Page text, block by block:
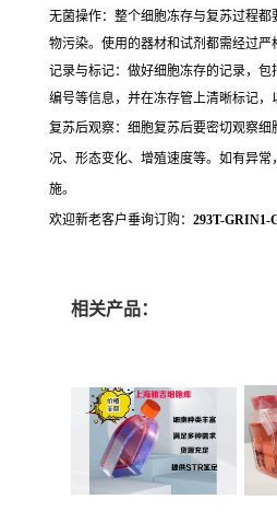
无菌操作：整个细胞冻存与复苏过程
物污染。使用的器材和试剂都需经过严
记录与标记：做好细胞冻存的记录，
编号等信息，并在冻存管上清晰标记，
复苏后观察：细胞复苏后要密切观察
况、形态变化、增殖速度等。如有异
施。
欢迎新老客户垂询订购： 293T-GRIN1-
相关产品：